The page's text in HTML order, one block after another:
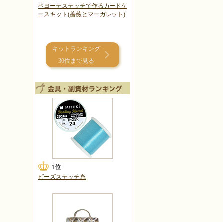
ペヨーテステッチで作るカードケ
ースキット(薔薇とマーガレット)
キットランキング
30位まで見る
ビーズステッチ糸